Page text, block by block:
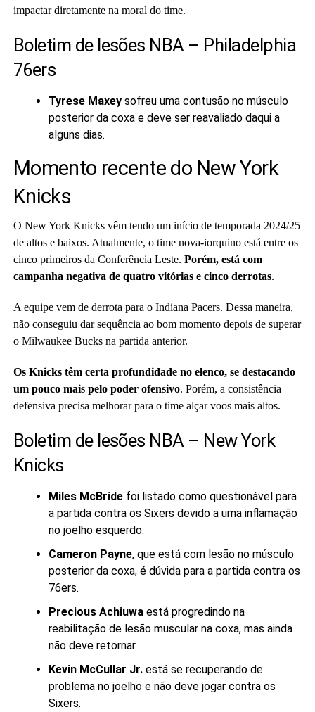
impactar diretamente na moral do time.
Boletim de lesões NBA – Philadelphia
76ers
Tyrese Maxeysofreu uma contusão no músculo
posterior da coxa e deve ser reavaliado daqui a
alguns dias.
Momento recente do New York
Knicks
O New York Knicks vêm tendo um início de temporada 2024/25
de altos e baixos. Atualmente, o time nova-iorquino está entre os
cinco primeiros da Conferência Leste. Porém, está com
campanha negativa de quatro vitórias e cinco derrotas.
A equipe vem de derrota para o Indiana Pacers. Dessa maneira,
não conseguiu dar sequência ao bom momento depois de superar
o Milwaukee Bucks na partida anterior.
Os Knicks têm certa profundidade no elenco, se destacando
um pouco mais pelo poder ofensivo. Porém, a consistência
defensiva precisa melhorar para o time alçar voos mais altos.
Boletim de lesões NBA – New York
Knicks
Miles McBride foi listado como questionável para
a partida contra os Sixers devido a uma inflamação
no joelho esquerdo.
Cameron Payne, que está com lesão no músculo
posterior da coxa, é dúvida para a partida contra os
76ers.
Precious Achiuwaestá progredindo na
reabilitação de lesão muscular na coxa, mas ainda
não deve retornar.
Kevin McCullar Jr.está se recuperando de
problema no joelho e não deve jogar contra os
Sixers.